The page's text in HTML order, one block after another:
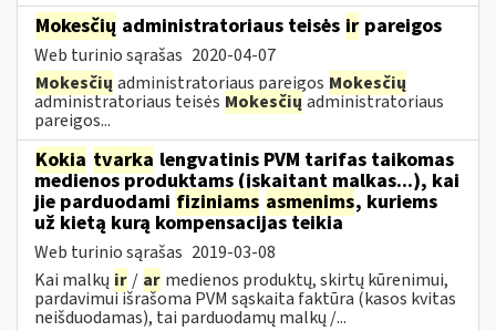
Mokesčių administratoriaus teisės ir pareigos
Web turinio sąrašas 2020-04-07
Mokesčių administratoriaus pareigos Mokesčių
administratoriaus teisės Mokesčių administratoriaus
pareigos...
Kokia tvarka lengvatinis PVM tarifas taikomas
medienos produktams (įskaitant malkas...), kai
jie parduodami fiziniams asmenims, kuriems
už kietą kurą kompensacijas teikia
Web turinio sąrašas 2019-03-08
Kai malkų ir / ar medienos produktų, skirtų kūrenimui,
pardavimui išrašoma PVM sąskaita faktūra (kasos kvitas
neišduodamas), tai parduodamų malkų /...